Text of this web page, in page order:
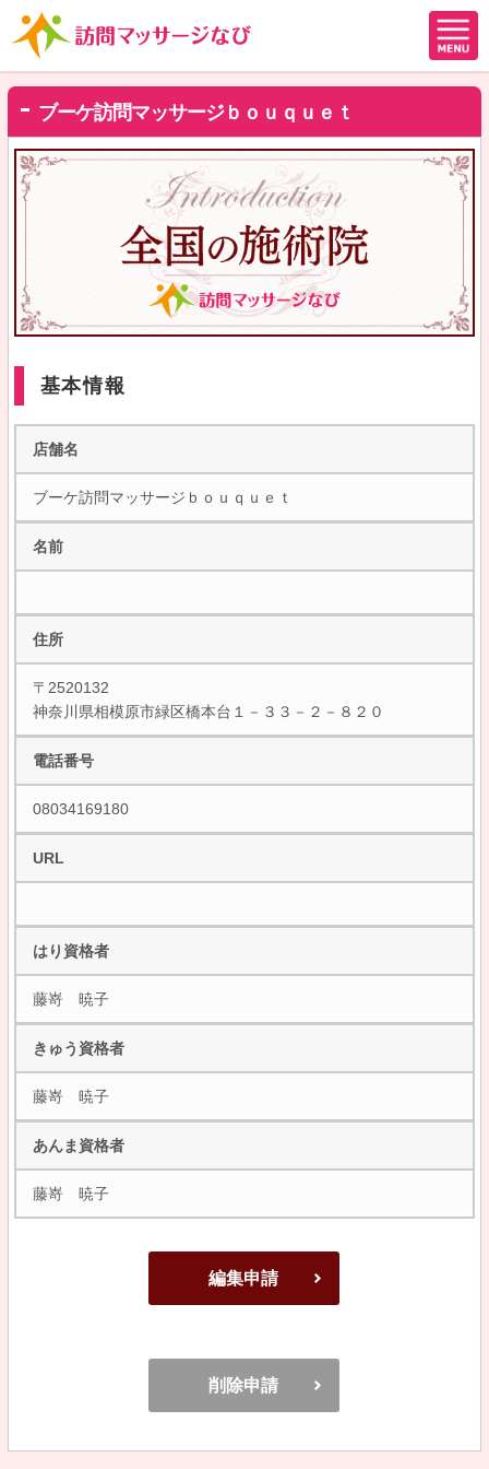
ブーケ訪問マッサージｂｏｕｑｕｅｔ
基本情報
店舗名
ブーケ訪問マッサージｂｏｕｑｕｅｔ
名前
住所
〒2520132
神奈川県相模原市緑区橋本台１－３３－２－８２０
電話番号
08034169180
URL
はり資格者
藤嵜 暁子
きゅう資格者
藤嵜 暁子
あんま資格者
藤嵜 暁子
編集申請
削除申請